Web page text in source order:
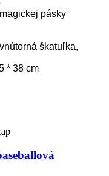
pásky
škatuľka,
* 38 cm